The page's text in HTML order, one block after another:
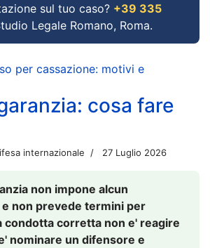
sul tuo caso? +39 335
Legale Romano, Roma.
per cassazione: motivi e
cosa fare
internazionale 27 Luglio 2026
non impone alcun
non prevede termini per
condotta corretta non e' reagire
nominare un difensore e